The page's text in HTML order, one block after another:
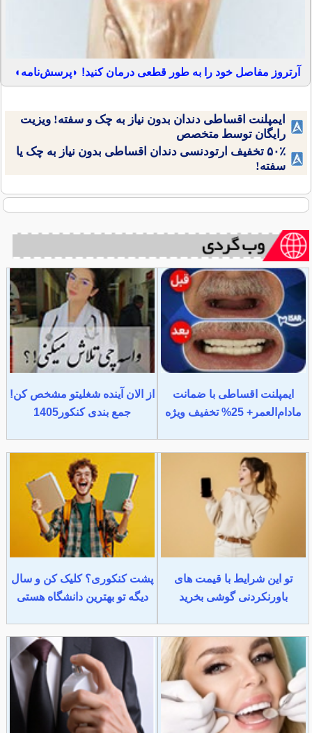
آرتروز مفاصل خود را به طور قطعی درمان کنید! ◗پرسش‌نامه◖
ایمپلنت اقساطی دندان بدون نیاز به چک و سفته! ویزیت
رایگان توسط متخصص
۵۰٪ تخفیف ارتودنسی دندان اقساطی بدون نیاز به چک یا
سفته!
ایمپلنت اقساطی با ضمانت
مادام‌العمر+ 25% تخفیف ویژه
از الان آینده شغلیتو مشخص کن!
جمع بندی کنکور1405
تو این شرایط با قیمت های
باورنکردنی گوشی بخرید
پشت کنکوری؟ کلیک کن و سال
دیگه تو بهترین دانشگاه هستی